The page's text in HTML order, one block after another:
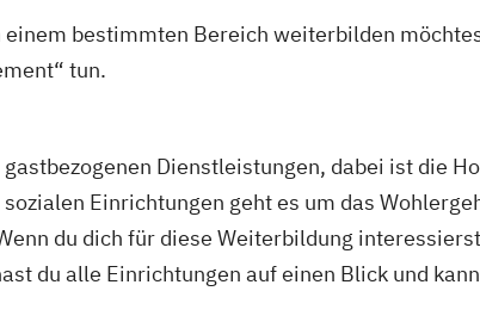
bestimmten Bereich weiterbilden
tun.
Dienstleistungen, dabei ist die
Einrichtungen geht es um das
du dich für diese Weiterbildung
du alle Einrichtungen auf einen Blick und